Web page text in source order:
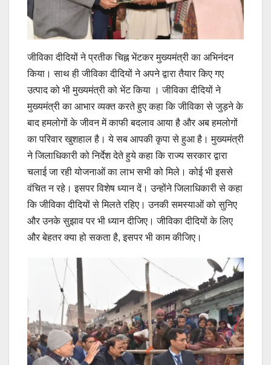
जीविका दीदियों ने प्रतीक चिह्न भेंटकर मुख्यमंत्री का अभिनंदन
किया। साथ ही जीविका दीदियों ने अपने द्वारा तैयार किए गए
उत्पाद को भी मुख्यमंत्री को भेंट किया । जीविका दीदियों ने
मुख्यमंत्री का आभार व्यक्त करते हुए कहा कि जीविका से जुड़ने के
बाद हमलोगों के जीवन में काफी बदलाव आया है और अब हमलोगों
का परिवार खुशहाल है। ये सब आपकी कृपा से हुआ है। मुख्यमंत्री
ने जिलाधिकारी को निर्देश देते हुये कहा कि राज्य सरकार द्वारा
चलाई जा रही योजनाओं का लाभ सभी को मिले। कोई भी इससे
वंचित न रहे। इसपर विशेष ध्यान दें। उन्होंने जिलाधिकारी से कहा
कि जीविका दीदियों से मिलते रहिए। उनकी समस्याओं को सुनिए
और उनके सुझाव पर भी ध्यान दीजिए। जीविका दीदियों के लिए
और बेहतर क्या हो सकता है, इसपर भी काम कीजिए।